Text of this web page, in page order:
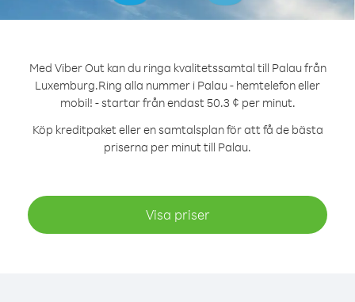
Med Viber Out kan du ringa kvalitetssamtal till Palau från
Luxemburg.Ring alla nummer i Palau - hemtelefon eller
mobil! - startar från endast 50.3 ¢ per minut.
Köp kreditpaket eller en samtalsplan för att få de bästa
priserna per minut till Palau.
Visa priser